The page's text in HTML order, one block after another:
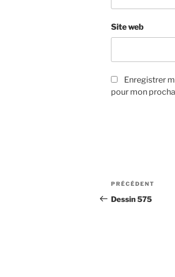
Site web
Enregistrer
pour mon
Navigation
de
Article
précédent
PRÉCÉDENT
Dessin 575